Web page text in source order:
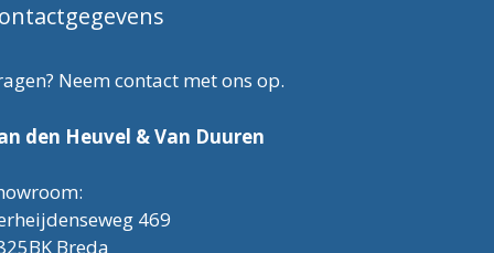
Neem contact met ons op.
den Heuvel & Van Duuren
469
Breda